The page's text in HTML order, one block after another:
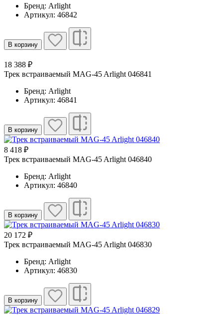
Бренд: Arlight
Артикул: 46842
В корзину
18 388 ₽
Трек встраиваемый MAG-45 Arlight 046841
Бренд: Arlight
Артикул: 46841
В корзину
8 418 ₽
Трек встраиваемый MAG-45 Arlight 046840
Бренд: Arlight
Артикул: 46840
В корзину
20 172 ₽
Трек встраиваемый MAG-45 Arlight 046830
Бренд: Arlight
Артикул: 46830
В корзину